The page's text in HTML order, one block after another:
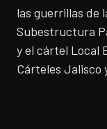
las guerrillas de
Subestructura
y el cártel Local
Cárteles Jalisco